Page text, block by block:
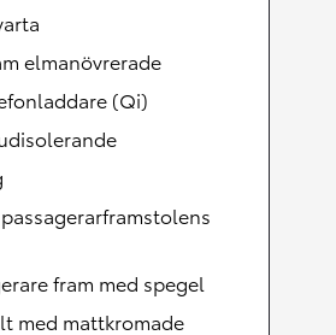
elmanövrerade
(Qi)
fram med spegel
med mattkromade